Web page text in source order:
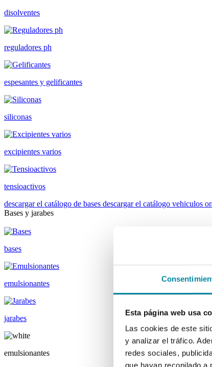
Esta página web usa
Las cookies de este
y analizar el tráfico.
redes sociales,
que hayan recopilado a
disolventes
reguladores ph
espesantes y gelificantes
siliconas
excipientes varios
tensioactivos
descargar el catálogo de bases descargar el catálogo vehiculos
Bases y jarabes
bases
emulsionantes
jarabes
emulsionantes